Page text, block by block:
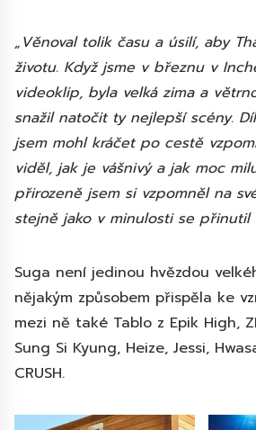
„Věnoval tolik času a úsilí, aby
životu. Když jsme v březnu v
videoklip, byla velká zima a
snažil natočit ty nejlepší scény.
jsem mohl kráčet po cestě
viděl, jak je vášnivý a jak moc
přirozeně jsem si vzpomněl na
stejně jako v minulosti se přinutil
Suga není jedinou hvězdou
nějakým způsobem přispěla ke
mezi ně také Tablo z Epik High,
Sung Si Kyung, Heize, Jessi,
CRUSH.